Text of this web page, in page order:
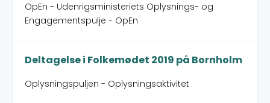
OpEn - Udenrigsministeriets Oplysnings- og
Engagementspulje - OpEn
Deltagelse i Folkemødet 2019 på Bornholm
Oplysningspuljen - Oplysningsaktivitet